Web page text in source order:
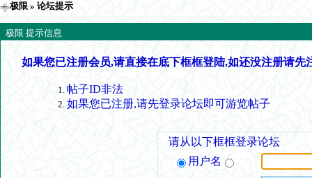
极限 » 论坛提示
极限 提示信息
如果您已注册会员,请直接在底下框框登陆,如还没注册请先
帖子ID非法
如果您已注册,请先登录论坛即可游览帖子
请从以下框框登录论坛
用户名